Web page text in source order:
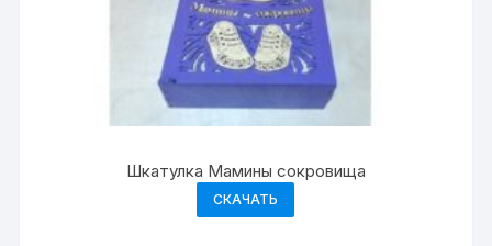
Шкатулка Мамины сокровища
СКАЧАТЬ